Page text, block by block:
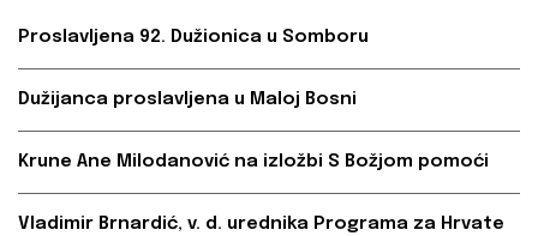
Proslavljena 92. Dužionica u Somboru
Dužijanca proslavljena u Maloj Bosni
Krune Ane Milodanović na izložbi S Božjom pomoći
Vladimir Brnardić, v. d. urednika Programa za Hrvate